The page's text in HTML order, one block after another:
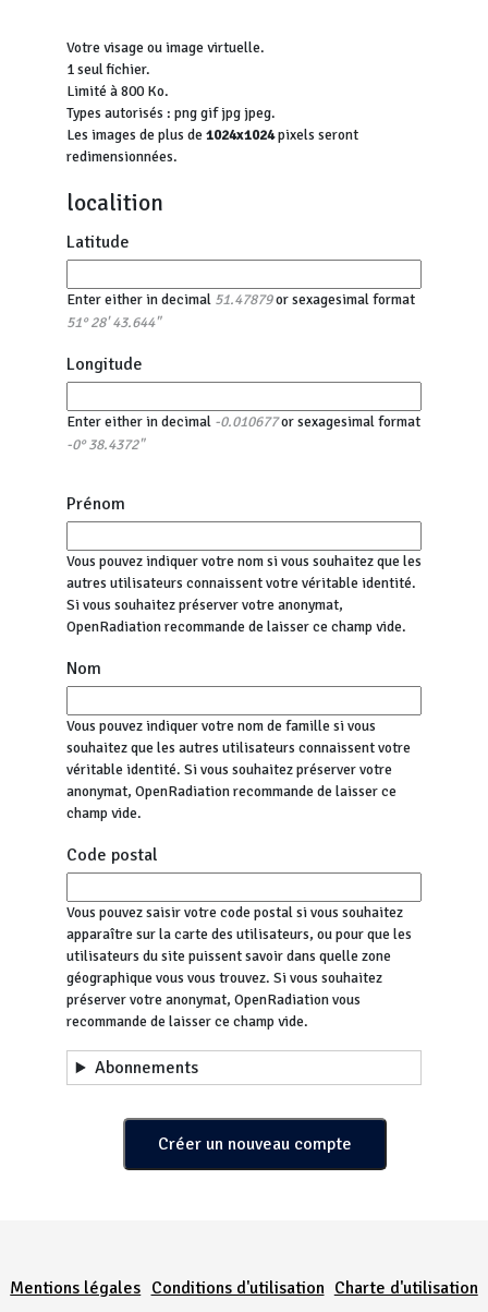
Votre visage ou image virtuelle.
1 seul fichier.
Limité à 800 Ko.
Types autorisés : png gif jpg jpeg.
Les images de plus de 1024x1024pixels seront
redimensionnées.
localition
Latitude
Enter either in decimal 51.47879or sexagesimal format
51° 28' 43.644"
Longitude
Enter either in decimal -0.010677or sexagesimal format
-0° 38.4372"
Prénom
Vous pouvez indiquer votre nom si vous souhaitez que les
autres utilisateurs connaissent votre véritable identité.
Si vous souhaitez préserver votre anonymat,
OpenRadiation recommande de laisser ce champ vide.
Nom
Vous pouvez indiquer votre nom de famille si vous
souhaitez que les autres utilisateurs connaissent votre
véritable identité. Si vous souhaitez préserver votre
anonymat, OpenRadiation recommande de laisser ce
champ vide.
Code postal
Vous pouvez saisir votre code postal si vous souhaitez
apparaître sur la carte des utilisateurs, ou pour que les
utilisateurs du site puissent savoir dans quelle zone
géographique vous vous trouvez. Si vous souhaitez
préserver votre anonymat, OpenRadiation vous
recommande de laisser ce champ vide.
Abonnements
Mentions légales Conditions d'utilisation Charte d'utilisation